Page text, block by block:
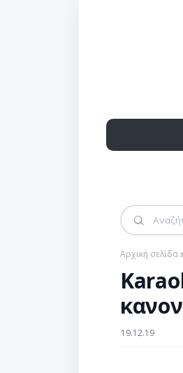
Αρχική σελίδα
19.12.19